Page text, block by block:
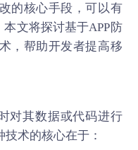
的核心手段，可以有
本文将探讨基于APP防
，帮助开发者提高移
对其数据或代码进行
术的核心在于：